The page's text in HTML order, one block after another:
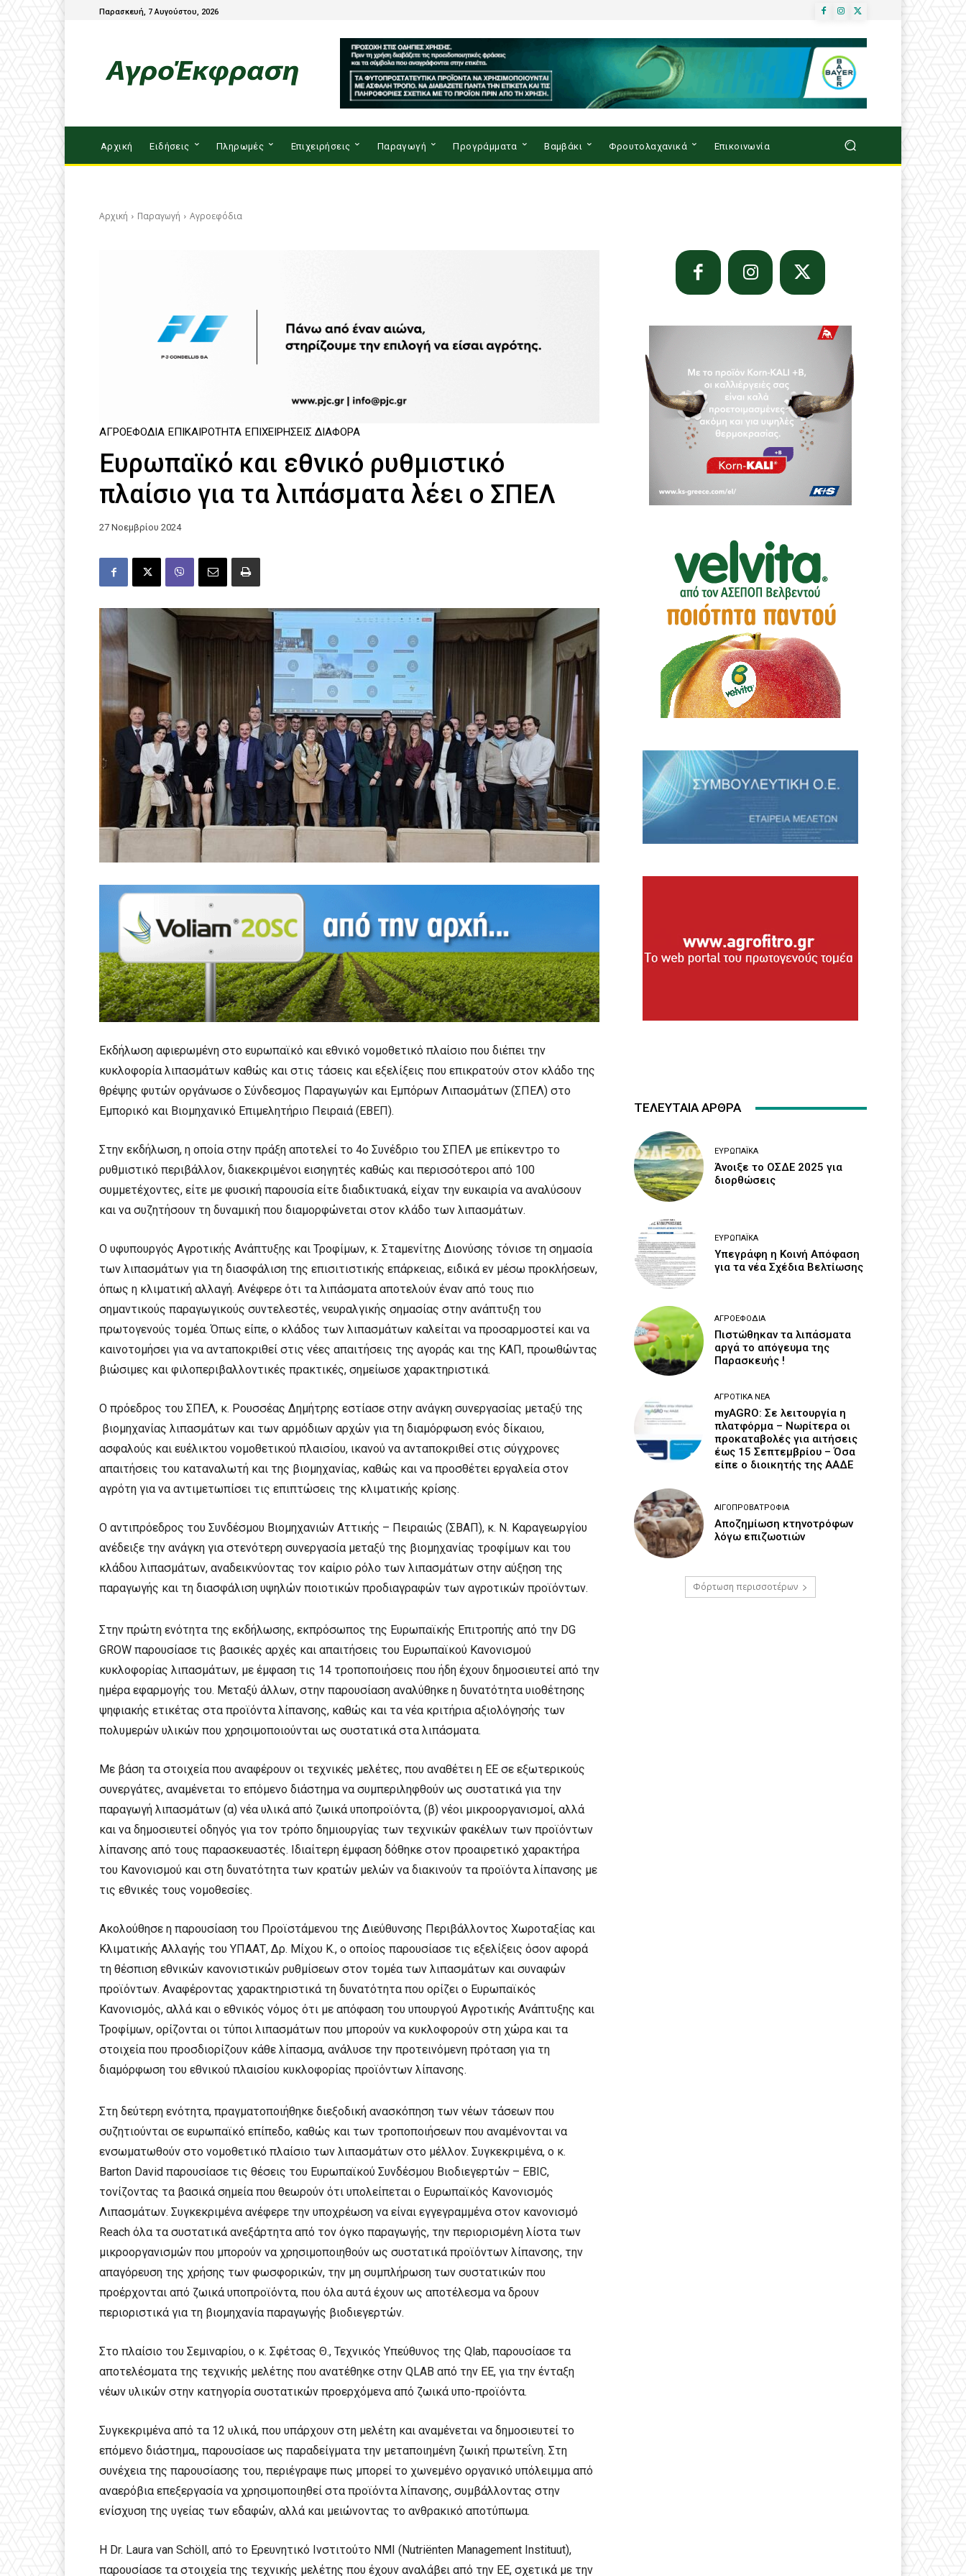
Παρασκευή, 7 Αυγούστου, 2026
Αρχική Ειδήσεις Πληρωμές Επιχειρήσεις Παραγωγή Προγράμματα Βαμβάκι Φρουτολαχανικά Επικοινωνία
Αρχική Παραγωγή Αγροεφόδια
ΑΓΡΟΕΦΌΔΙΑ ΕΠΙΚΑΙΡΌΤΗΤΑ ΕΠΙΧΕΙΡΉΣΕΙΣ ΔΙΆΦΟΡΑ
Ευρωπαϊκό και εθνικό ρυθμιστικό
πλαίσιο για τα λιπάσματα λέει ο ΣΠΕΛ
27 Νοεμβρίου 2024
Εκδήλωση αφιερωμένη στο ευρωπαϊκό και εθνικό νομοθετικό πλαίσιο που διέπει την
κυκλοφορία λιπασμάτων καθώς και στις τάσεις και εξελίξεις που επικρατούν στον κλάδο της
θρέψης φυτών οργάνωσε ο Σύνδεσμος Παραγωγών και Εμπόρων Λιπασμάτων (ΣΠΕΛ) στο
Εμπορικό και Βιομηχανικό Επιμελητήριο Πειραιά (ΕΒΕΠ).
Στην εκδήλωση, η οποία στην πράξη αποτελεί το 4ο Συνέδριο του ΣΠΕΛ με επίκεντρο το
ρυθμιστικό περιβάλλον, διακεκριμένοι εισηγητές καθώς και περισσότεροι από 100
συμμετέχοντες, είτε με φυσική παρουσία είτε διαδικτυακά, είχαν την ευκαιρία να αναλύσουν
και να συζητήσουν τη δυναμική που διαμορφώνεται στον κλάδο των λιπασμάτων.
Ο υφυπουργός Αγροτικής Ανάπτυξης και Τροφίμων, κ. Σταμενίτης Διονύσης τόνισε τη σημασία
των λιπασμάτων για τη διασφάλιση της επισιτιστικής επάρκειας, ειδικά εν μέσω προκλήσεων,
όπως η κλιματική αλλαγή. Ανέφερε ότι τα λιπάσματα αποτελούν έναν από τους πιο
σημαντικούς παραγωγικούς συντελεστές, νευραλγικής σημασίας στην ανάπτυξη του
πρωτογενούς τομέα. Όπως είπε, ο κλάδος των λιπασμάτων καλείται να προσαρμοστεί και να
καινοτομήσει για να ανταποκριθεί στις νέες απαιτήσεις της αγοράς και της ΚΑΠ, προωθώντας
βιώσιμες και φιλοπεριβαλλοντικές πρακτικές, σημείωσε χαρακτηριστικά.
Ο πρόεδρος του ΣΠΕΛ, κ. Ρουσσέας Δημήτρης εστίασε στην ανάγκη συνεργασίας μεταξύ της
βιομηχανίας λιπασμάτων και των αρμόδιων αρχών για τη διαμόρφωση ενός δίκαιου,
ασφαλούς και ευέλικτου νομοθετικού πλαισίου, ικανού να ανταποκριθεί στις σύγχρονες
απαιτήσεις του καταναλωτή και της βιομηχανίας, καθώς και να προσθέτει εργαλεία στον
αγρότη για να αντιμετωπίσει τις επιπτώσεις της κλιματικής κρίσης.
Ο αντιπρόεδρος του Συνδέσμου Βιομηχανιών Αττικής – Πειραιώς (ΣΒΑΠ), κ. N. Καραγεωργίου
ανέδειξε την ανάγκη για στενότερη συνεργασία μεταξύ της βιομηχανίας τροφίμων και του
κλάδου λιπασμάτων, αναδεικνύοντας τον καίριο ρόλο των λιπασμάτων στην αύξηση της
παραγωγής και τη διασφάλιση υψηλών ποιοτικών προδιαγραφών των αγροτικών προϊόντων.
Στην πρώτη ενότητα της εκδήλωσης, εκπρόσωπος της Ευρωπαϊκής Επιτροπής από την DG
GROW παρουσίασε τις βασικές αρχές και απαιτήσεις του Ευρωπαϊκού Κανονισμού
κυκλοφορίας λιπασμάτων, με έμφαση τις 14 τροποποιήσεις που ήδη έχουν δημοσιευτεί από την
ημέρα εφαρμογής του. Μεταξύ άλλων, στην παρουσίαση αναλύθηκε η δυνατότητα υιοθέτησης
ψηφιακής ετικέτας στα προϊόντα λίπανσης, καθώς και τα νέα κριτήρια αξιολόγησής των
πολυμερών υλικών που χρησιμοποιούνται ως συστατικά στα λιπάσματα.
Με βάση τα στοιχεία που αναφέρουν οι τεχνικές μελέτες, που αναθέτει η ΕΕ σε εξωτερικούς
συνεργάτες, αναμένεται το επόμενο διάστημα να συμπεριληφθούν ως συστατικά για την
παραγωγή λιπασμάτων (α) νέα υλικά από ζωικά υποπροϊόντα, (β) νέοι μικροοργανισμοί, αλλά
και να δημοσιευτεί οδηγός για τον τρόπο δημιουργίας των τεχνικών φακέλων των προϊόντων
λίπανσης από τους παρασκευαστές. Ιδιαίτερη έμφαση δόθηκε στον προαιρετικό χαρακτήρα
του Κανονισμού και στη δυνατότητα των κρατών μελών να διακινούν τα προϊόντα λίπανσης με
τις εθνικές τους νομοθεσίες.
Ακολούθησε η παρουσίαση του Προϊστάμενου της Διεύθυνσης Περιβάλλοντος Χωροταξίας και
Κλιματικής Αλλαγής του ΥΠΑΑΤ, Δρ. Μίχου Κ., ο οποίος παρουσίασε τις εξελίξεις όσον αφορά
τη θέσπιση εθνικών κανονιστικών ρυθμίσεων στον τομέα των λιπασμάτων και συναφών
προϊόντων. Αναφέροντας χαρακτηριστικά τη δυνατότητα που ορίζει ο Ευρωπαϊκός
Κανονισμός, αλλά και ο εθνικός νόμος ότι με απόφαση του υπουργού Αγροτικής Ανάπτυξης και
Τροφίμων, ορίζονται οι τύποι λιπασμάτων που μπορούν να κυκλοφορούν στη χώρα και τα
στοιχεία που προσδιορίζουν κάθε λίπασμα, ανάλυσε την προτεινόμενη πρόταση για τη
διαμόρφωση του εθνικού πλαισίου κυκλοφορίας προϊόντων λίπανσης.
Στη δεύτερη ενότητα, πραγματοποιήθηκε διεξοδική ανασκόπηση των νέων τάσεων που
συζητιούνται σε ευρωπαϊκό επίπεδο, καθώς και των τροποποιήσεων που αναμένονται να
ενσωματωθούν στο νομοθετικό πλαίσιο των λιπασμάτων στο μέλλον. Συγκεκριμένα, ο κ.
Barton David παρουσίασε τις θέσεις του Ευρωπαϊκού Συνδέσμου Βιοδιεγερτών – EBIC,
τονίζοντας τα βασικά σημεία που θεωρούν ότι υπολείπεται ο Ευρωπαϊκός Κανονισμός
Λιπασμάτων. Συγκεκριμένα ανέφερε την υποχρέωση να είναι εγγεγραμμένα στον κανονισμό
Reach όλα τα συστατικά ανεξάρτητα από τον όγκο παραγωγής, την περιορισμένη λίστα των
μικροοργανισμών που μπορούν να χρησιμοποιηθούν ως συστατικά προϊόντων λίπανσης, την
απαγόρευση της χρήσης των φωσφορικών, την μη συμπλήρωση των συστατικών που
προέρχονται από ζωικά υποπροϊόντα, που όλα αυτά έχουν ως αποτέλεσμα να δρουν
περιοριστικά για τη βιομηχανία παραγωγής βιοδιεγερτών.
Στο πλαίσιο του Σεμιναρίου, ο κ. Σφέτσας Θ., Τεχνικός Υπεύθυνος της Qlab, παρουσίασε τα
αποτελέσματα της τεχνικής μελέτης που ανατέθηκε στην QLAB από την ΕΕ, για την ένταξη
νέων υλικών στην κατηγορία συστατικών προερχόμενα από ζωικά υπο-προϊόντα.
Συγκεκριμένα από τα 12 υλικά, που υπάρχουν στη μελέτη και αναμένεται να δημοσιευτεί το
επόμενο διάστημα,, παρουσίασε ως παραδείγματα την μεταποιημένη ζωική πρωτεΐνη. Στη
συνέχεια της παρουσίασης του, περιέγραψε πως μπορεί το χωνεμένο οργανικό υπόλειμμα από
αναερόβια επεξεργασία να χρησιμοποιηθεί στα προϊόντα λίπανσης, συμβάλλοντας στην
ενίσχυση της υγείας των εδαφών, αλλά και μειώνοντας το ανθρακικό αποτύπωμα.
Η Dr. Laura van Schöll, από το Ερευνητικό Ινστιτούτο NMI (Nutriënten Management Instituut),
παρουσίασε τα στοιχεία της τεχνικής μελέτης που έχουν αναλάβει από την ΕΕ, σχετικά με την
ΤΕΛΕΥΤΑΙΑ ΑΡΘΡΑ
ΕΥΡΩΠΑΪΚΆ
Άνοιξε το ΟΣΔΕ 2025 για
διορθώσεις
ΕΥΡΩΠΑΪΚΆ
Υπεγράφη η Κοινή Απόφαση
για τα νέα Σχέδια Βελτίωσης
ΑΓΡΟΕΦΌΔΙΑ
Πιστώθηκαν τα λιπάσματα
αργά το απόγευμα της
Παρασκευής !
ΑΓΡΟΤΙΚΆ ΝΈΑ
myAGRO: Σε λειτουργία η
πλατφόρμα – Νωρίτερα οι
προκαταβολές για αιτήσεις
έως 15 Σεπτεμβρίου – Όσα
είπε ο διοικητής της ΑΑΔΕ
ΑΙΓΟΠΡΟΒΑΤΡΟΦΊΑ
Αποζημίωση κτηνοτρόφων
λόγω επιζωοτιών
Φόρτωση περισσοτέρων